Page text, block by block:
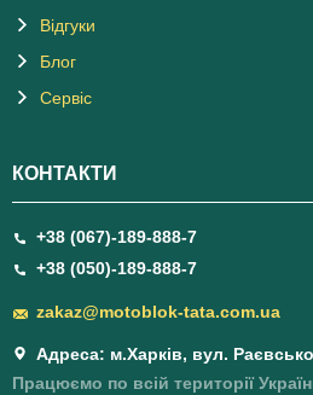
Відгуки
Блог
Сервіс
КОНТАКТИ
+38 (067)-189-888-7
+38 (050)-189-888-7
zakaz@motoblok-tata.com.ua
Адреса: м.Харків, вул.
Працюємо по всій території